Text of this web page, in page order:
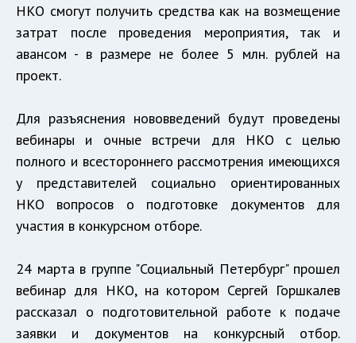
НКО смогут получить средства как на возмещение
затрат после проведения мероприятия, так и
авансом - в размере не более 5 млн. рублей на
проект.
Для разъяснения нововведений будут проведены
вебинары и очные встречи для НКО с целью
полного и всестороннего рассмотрения имеющихся
у представителей социально ориентированных
НКО вопросов о подготовке документов для
участия в конкурсном отборе.
24 марта в группе "Социальный Петербург" прошел
вебинар для НКО, на котором Сергей Горшкалев
рассказал о подготовительной работе к подаче
заявки и документов на конкурсный отбор.